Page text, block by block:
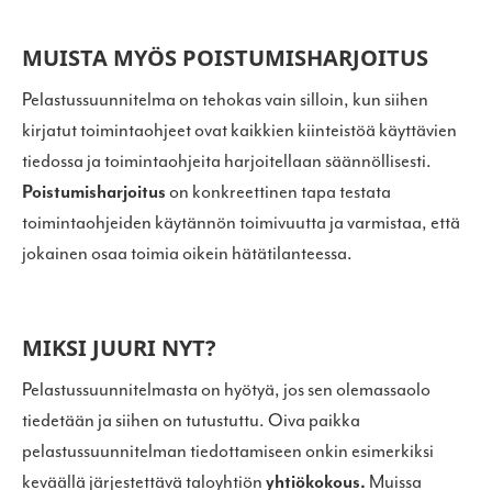
MUISTA MYÖS POISTUMISHARJOITUS
Pelastussuunnitelma on tehokas vain silloin, kun siihen
kirjatut toimintaohjeet ovat kaikkien kiinteistöä käyttävien
tiedossa ja toimintaohjeita harjoitellaan säännöllisesti.
Poistumisharjoituson konkreettinen tapa testata
toimintaohjeiden käytännön toimivuutta ja varmistaa, että
jokainen osaa toimia oikein hätätilanteessa.
MIKSI JUURI NYT?
Pelastussuunnitelmasta on hyötyä, jos sen olemassaolo
tiedetään ja siihen on tutustuttu. Oiva paikka
pelastussuunnitelman tiedottamiseen onkin esimerkiksi
keväällä järjestettävä taloyhtiönyhtiökokous. Muissa